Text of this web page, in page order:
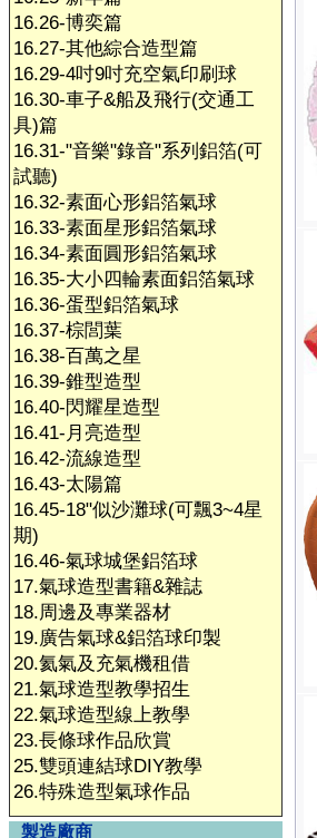
16.26-博奕篇
16.27-其他綜合造型篇
16.29-4吋9吋充空氣印刷球
16.30-車子&船及飛行(交通工
具)篇
16.31-"音樂"錄音"系列鋁箔(可
試聽)
16.32-素面心形鋁箔氣球
16.33-素面星形鋁箔氣球
16.34-素面圓形鋁箔氣球
16.35-大小四輪素面鋁箔氣球
16.36-蛋型鋁箔氣球
16.37-棕閭葉
16.38-百萬之星
16.39-錐型造型
16.40-閃耀星造型
16.41-月亮造型
16.42-流線造型
16.43-太陽篇
16.45-18"似沙灘球(可飄3~4星
期)
16.46-氣球城堡鋁箔球
17.氣球造型書籍&雜誌
18.周邊及專業器材
19.廣告氣球&鋁箔球印製
20.氦氣及充氣機租借
21.氣球造型教學招生
22.氣球造型線上教學
23.長條球作品欣賞
25.雙頭連結球DIY教學
26.特殊造型氣球作品
製造廠商